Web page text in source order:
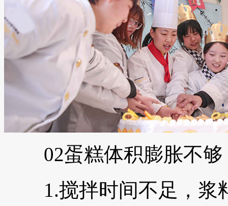
02蛋糕体积膨胀不够
1.搅拌时间不足，浆